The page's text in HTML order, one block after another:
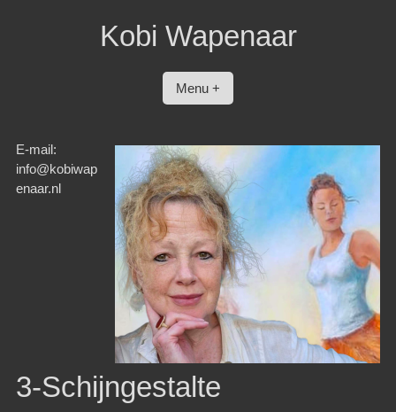
Kobi Wapenaar
Menu +
E-mail:
info@kobiwap
enaar.nl
3-Schijngestalte